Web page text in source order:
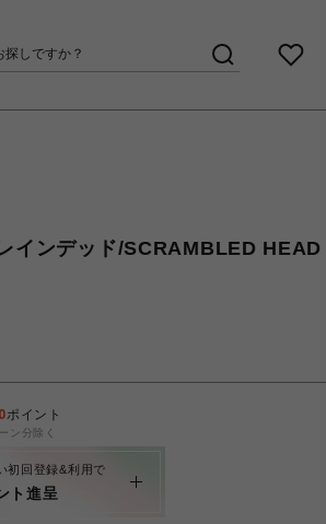
インデッド/SCRAMBLED
0ポイント
ン分除く
初回登録&利用で
ト進呈